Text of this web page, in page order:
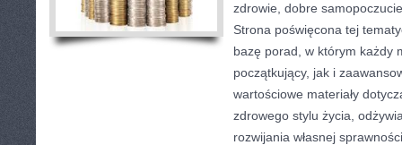
zdrowie, dobre
Strona poświęcona tej
bazę porad, w którym każdy
początkujący, jak i
wartościowe materiały
zdrowego stylu życia,
rozwijania własnej